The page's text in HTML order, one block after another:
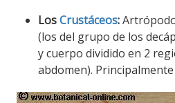
LosCrustáceos:
(los del grupo de los
y cuerpo dividido en 2
abdomen).